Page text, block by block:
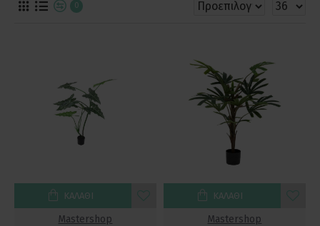
0
Mastershop
ΚΑΛΆΘΙ
Mastershop
ΚΑΛΆΘΙ